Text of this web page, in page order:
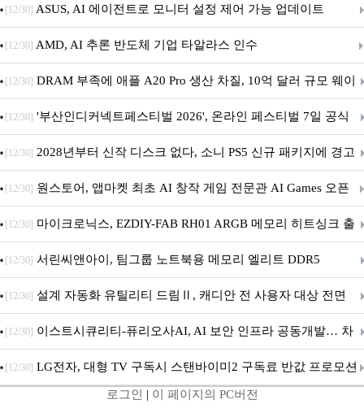
아의 용사’ 재개최 및 풍성한 기념 이벤트 실시!
[12/30] ASUS, AI 에이전트로 모니터 설정 제어 가능 업데이트
[12/30] AMD, AI 추론 반도체 기업 타알라스 인수
[12/30] DRAM 부족에 애플 A20 Pro 생산 차질, 10억 달러 규모 웨이
퍼 대기
[12/30] '부산인디커넥트페스티벌 2026', 온라인 페스티벌 7일 공식
개막... 22일간 진행
[12/30] 2028년부터 신작 디스크 없다, 소니 PS5 신규 패키지에 경고
문 추가
[12/30] 원스토어, 앱마켓 최초 AI 창작 게임 전문관 AI Games 오픈
[12/30] 마이크로닉스, EZDIY-FAB RH01 ARGB 메모리 히트싱크 출
시
[12/30] 서린씨앤아이, 팀그룹 노트북용 메모리 엘리트 DDR5
5600MHz 16GB 출시
[12/30] 설계 자동화 유틸리티 드림Ⅱ, 캐디안 전 사용자 대상 전면
무상 배포
[12/30] 이스트시큐리티-퓨리오사AI, AI 보안 인프라 공동개발… 차
세대 AI 보안 플랫폼 구축
[12/30] LG전자, 대형 TV 구독시 스탠바이미2 구독료 반값 프로모션
로그인 | 이 페이지의 PC버전